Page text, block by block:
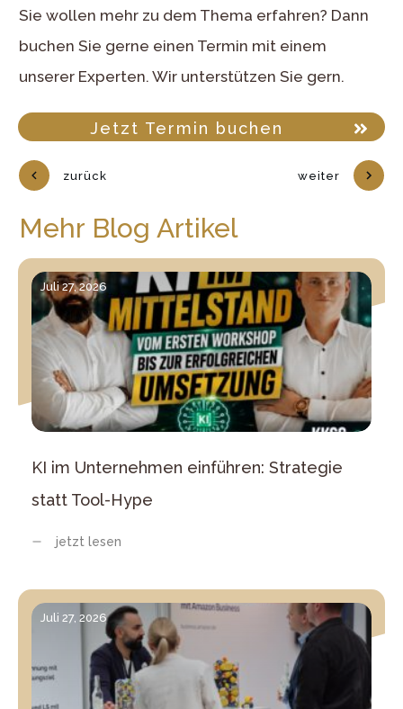
Sie wollen mehr zu dem Thema erfahren? Dann
buchen Sie gerne einen Termin mit einem
unserer Experten. Wir unterstützen Sie gern.
Jetzt Termin buchen
zurück weiter
Mehr Blog Artikel
Juli 27, 2026
KI im Unternehmen einführen: Strategie
statt Tool-Hype
jetzt lesen
Juli 27, 2026